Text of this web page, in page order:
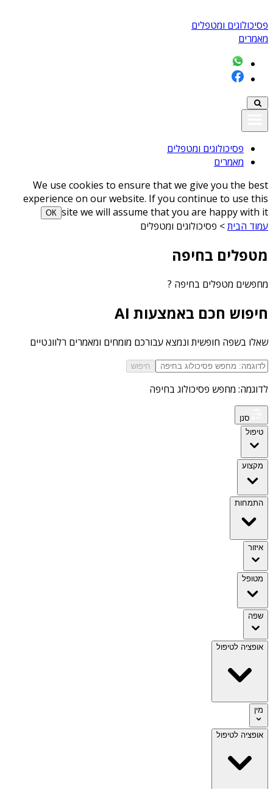
פסיכולוגים ומטפלים
מאמרים
פסיכולוגים ומטפלים
מאמרים
We use cookies to ensure that we give you the best
experience on our website. If you continue to use this
site we will assume that you are happy with it
ОК
עמוד הבית> פסיכולוגים ומטפלים
מטפלים בחיפה
מחפשים מטפלים בחיפה ?
חיפוש חכם באמצעות AI
שאלו בשפה חופשית ונמצא עבורכם מומחים ומאמרים רלוונטיים
חיפוש
לדוגמה: מחפש פסיכולוג בחיפה
סנן
טיפול
מקצוע
התמחות
איזור
מטופל
שפה
אופציה לטיפול
מין
אופציה לטיפול